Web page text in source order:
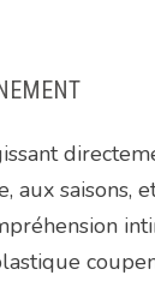
saisons,